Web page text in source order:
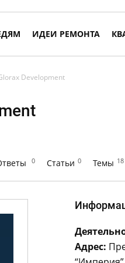
ИДЕИ РЕМОНТА
Development
0 Статьи 0 Темы 18
Адрес: